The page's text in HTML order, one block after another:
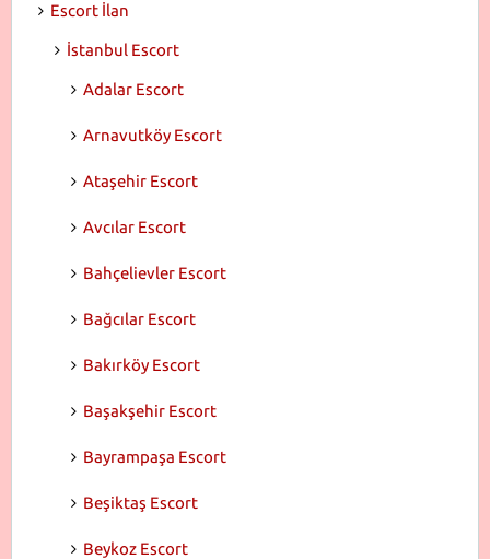
Escort İlan
İstanbul Escort
Adalar Escort
Arnavutköy Escort
Ataşehir Escort
Avcılar Escort
Bahçelievler Escort
Bağcılar Escort
Bakırköy Escort
Başakşehir Escort
Bayrampaşa Escort
Beşiktaş Escort
Beykoz Escort